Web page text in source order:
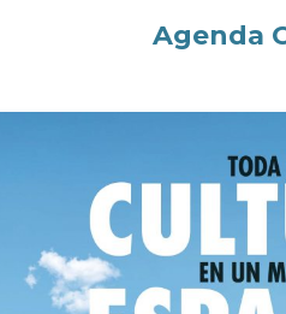
Agenda